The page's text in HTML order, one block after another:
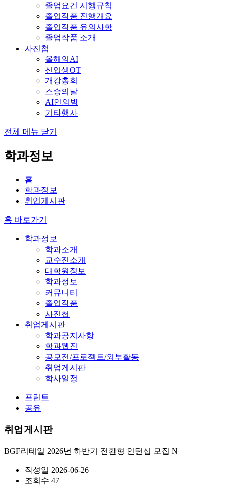
졸업요건 시행규칙
졸업작품 진행개요
졸업작품 유의사항
졸업작품 소개
사진첩
올해의AI
신입생OT
개강총회
스승의날
AI인의밤
기타행사
전체 메뉴 닫기
학과정보
홈
학과정보
취업게시판
홈 바로가기
학과정보
학과소개
교수진소개
대학원정보
학과정보
커뮤니티
졸업작품
사진첩
취업게시판
학과공지사항
학과웹진
공모전/프로젝트/외부활동
취업게시판
학사일정
프린트
공유
취업게시판
BGF리테일 2026년 하반기 전환형 인턴십 모집 N
작성일 2026-06-26
조회수 47